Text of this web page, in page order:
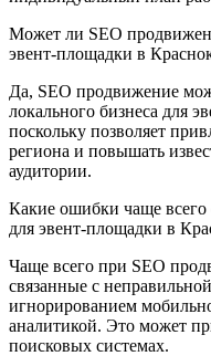
Может ли SEO
эвент-площадки в
Да, SEO продвижение
локального бизнеса для
поскольку позволяет
региона и повышать
аудитории.
Какие ошибки чаще
для эвент-площадки в
Чаще всего при SEO
связанные с
игнорированием
аналитикой. Это может
поисковых системах.